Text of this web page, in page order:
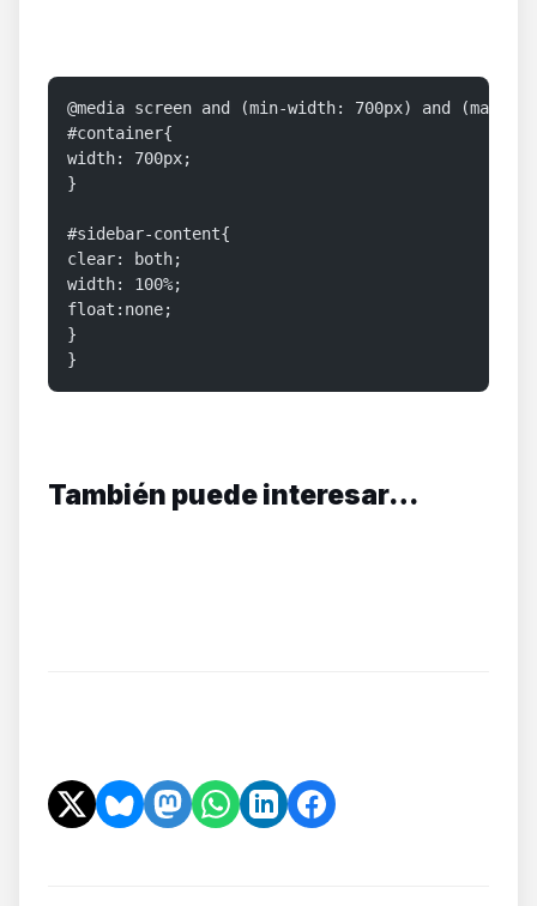
@media screen and (min-width: 700px) and (max-
#container{
width: 700px;
}
#sidebar-content{
clear: both;
width: 100%;
float:none;
}
}
También puede interesar…